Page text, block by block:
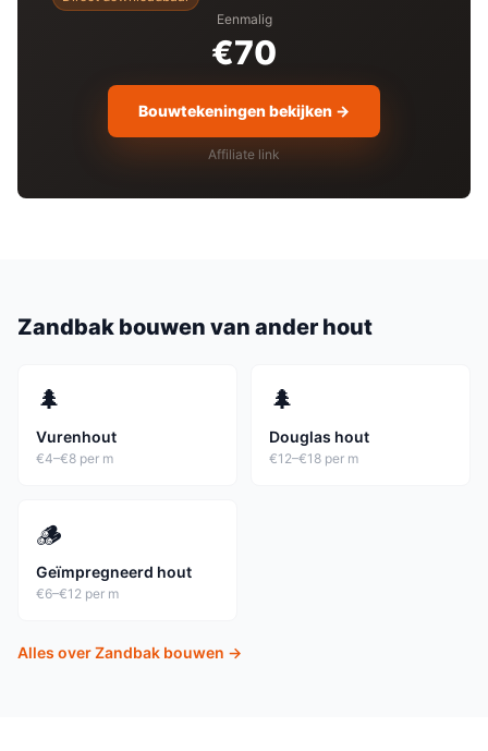
Eenmalig
€70
Bouwtekeningen bekijken →
Affiliate link
Zandbak bouwen van ander hout
🌲
Vurenhout
€4–€8 per m
🌲
Douglas hout
€12–€18 per m
🪵
Geïmpregneerd hout
€6–€12 per m
Alles overZandbak bouwen →